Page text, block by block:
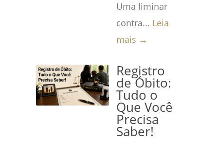
Uma liminar
contra... Leia
mais →
Registro
de Óbito:
Tudo o
Que Você
Precisa
Saber!